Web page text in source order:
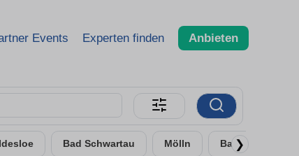
Events Experten finden Anbieten
Bad Schwartau Mölln Bad Segeberg
❯